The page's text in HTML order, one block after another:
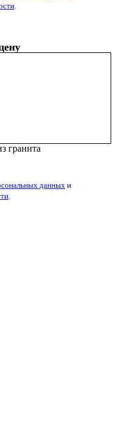
гранита
данных и